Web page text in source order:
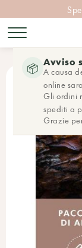
📦 Avviso
A causa
online
Gli ordini
spediti a
Grazie